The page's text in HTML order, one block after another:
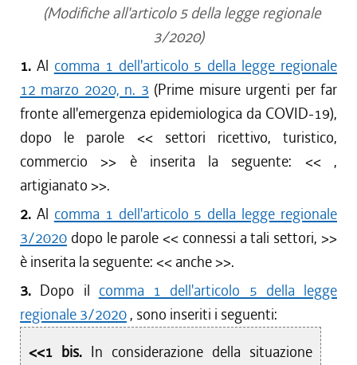
(Modifiche all'articolo 5 della legge regionale
3/2020)
1. Al comma 1 dell'articolo 5 della legge regionale
12 marzo 2020, n. 3 (Prime misure urgenti per far
fronte all'emergenza epidemiologica da COVID-19),
dopo le parole << settori ricettivo, turistico,
commercio >> è inserita la seguente: << ,
artigianato >>.
2. Al comma 1 dell'articolo 5 della legge regionale
3/2020 dopo le parole << connessi a tali settori, >>
è inserita la seguente: << anche>>.
3. Dopo il comma 1 dell'articolo 5 della legge
regionale 3/2020, sono inseriti i seguenti:
<<1 bis. In considerazione della situazione